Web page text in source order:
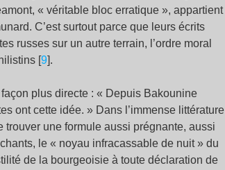
« véritable bloc erratique », appartient
C’est surtout parce que leurs écrits
russes sur un autre terrain, l’ordre moral
[9].
plus directe : « Depuis Bakounine
ont cette idée. » Dans l’immense littérature
une formule aussi prégnante, aussi
le « noyau infracassable de nuit » du
de la bourgeoisie à toute déclaration de